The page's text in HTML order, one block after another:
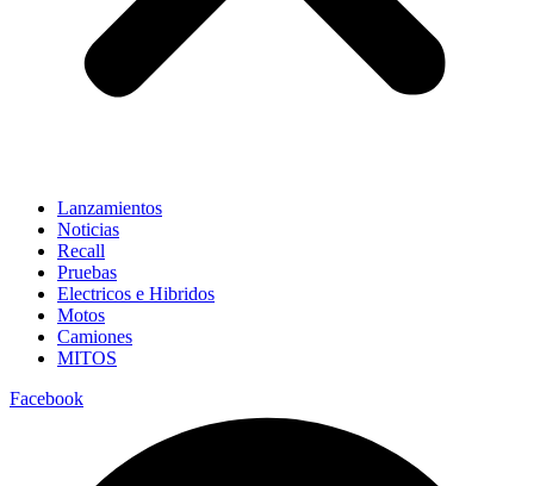
Lanzamientos
Noticias
Recall
Pruebas
Electricos e Hibridos
Motos
Camiones
MITOS
Facebook